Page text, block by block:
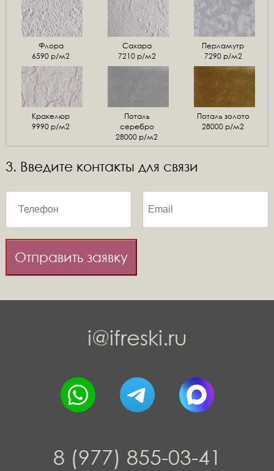
Флора
6590 р/м2
Сахара
7210 р/м2
Перламутр
7290 р/м2
Кракелюр
9990 р/м2
Поталь
серебро
28000 р/м2
Поталь золото
28000 р/м2
3. Введите контакты для связи
Отправить заявку
i@ifreski.ru
8 (977) 855-03-41